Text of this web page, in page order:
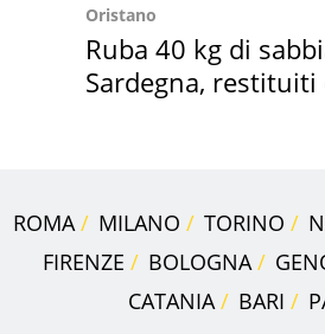
Oristano
Ruba 40 kg di
Sardegna, restituiti
ROMA MILANO TORINO
FIRENZE
BOLOGNA
CATANIA
BARI